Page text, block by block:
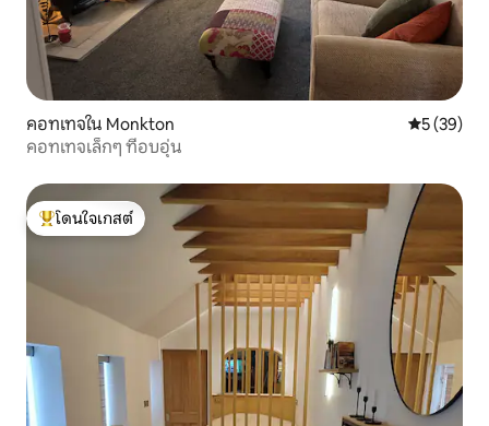
คอทเทจใน Monkton คะแนนเฉลี่
5 (39)
คอทเทจเล็กๆ ที่อบอุ่น
โดนใจเกสต์ที่สุด
โดนใจเกสต์